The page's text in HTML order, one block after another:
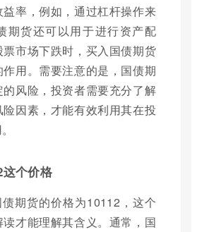
率，例如，通过杠杆操作来
期货还可以用于进行资产配
市场下跌时，买入国债期货
用。需要注意的是，国债期
风险，投资者需要充分了解
因素，才能有效利用其在投
个价格
期货的价格为10112，这个
才能理解其含义。通常，国